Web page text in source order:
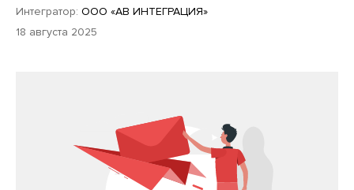
Интегратор: ООО «АВ ИНТЕГРАЦИЯ»
18 августа 2025